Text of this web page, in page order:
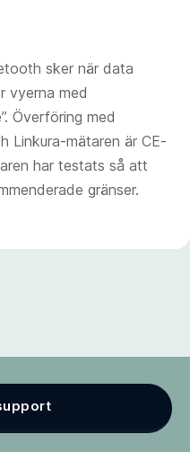
sker när data
vyerna med
Överföring med
Linkura-mätaren är CE-
har testats så att
gränser.